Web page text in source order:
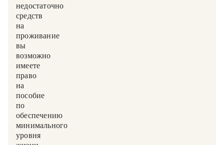
недостаточно
средств
на
проживание,
вы,
возможно,
имеете
право
на
пособие
по
обеспечению
минимального
уровня